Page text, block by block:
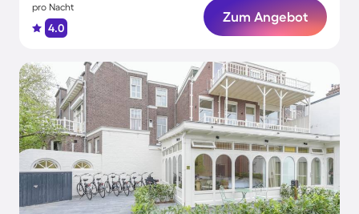
pro Nacht
4.0
Zum Angebot